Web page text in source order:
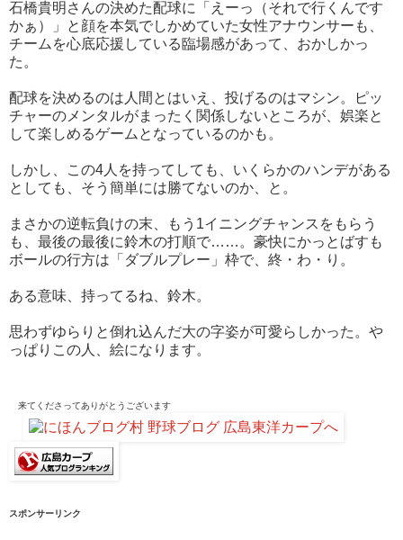
石橋貴明さんの決めた配球に「えーっ（それで行くんです
かぁ）」と顔を本気でしかめていた女性アナウンサーも、
チームを心底応援している臨場感があって、おかしかっ
た。
配球を決めるのは人間とはいえ、投げるのはマシン。ピッ
チャーのメンタルがまったく関係しないところが、娯楽と
して楽しめるゲームとなっているのかも。
しかし、この4人を持ってしても、いくらかのハンデがある
としても、そう簡単には勝てないのか、と。
まさかの逆転負けの末、もう1イニングチャンスをもらう
も、最後の最後に鈴木の打順で……。豪快にかっとばすも
ボールの行方は「ダブルプレー」枠で、終・わ・り。
ある意味、持ってるね、鈴木。
思わずゆらりと倒れ込んだ大の字姿が可愛らしかった。や
っぱりこの人、絵になります。
来てくださってありがとうございます
スポンサーリンク